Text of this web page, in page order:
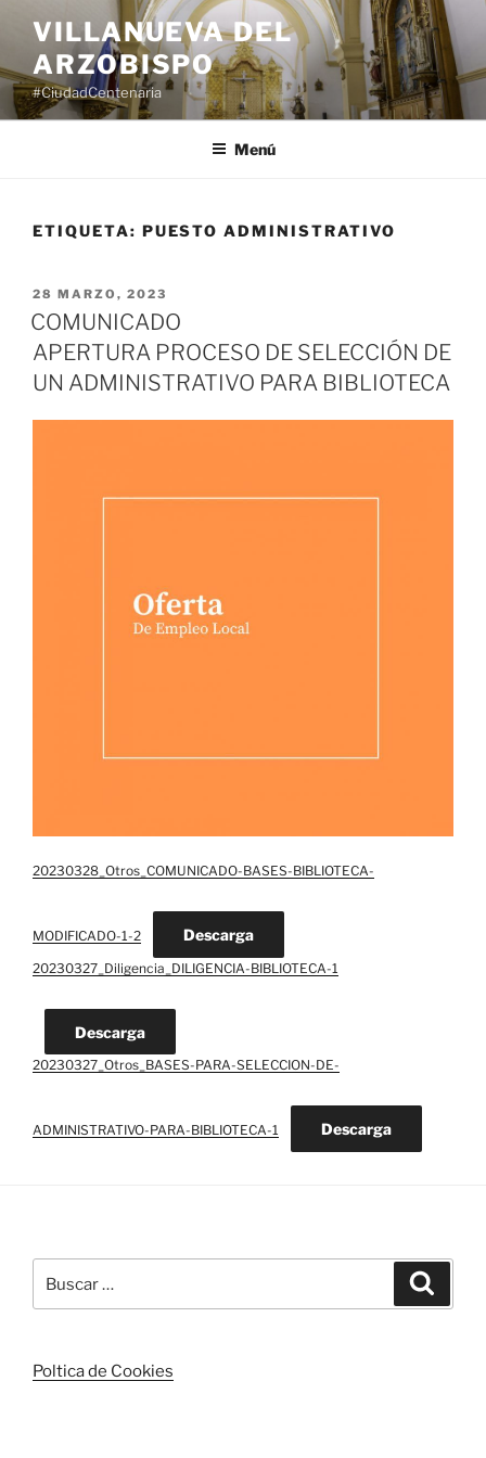
contenido
VILLANUEVA DEL
ARZOBISPO
#CiudadCentenaria
Menú
ETIQUETA: PUESTO ADMINISTRATIVO
PUBLICADO
EL
28 MARZO, 2023
COMUNICADO
APERTURA PROCESO DE SELECCIÓN DE
UN ADMINISTRATIVO PARA BIBLIOTECA
20230328_Otros_COMUNICADO-BASES-BIBLIOTECA-
MODIFICADO-1-2 Descarga
20230327_Diligencia_DILIGENCIA-BIBLIOTECA-1
Descarga
20230327_Otros_BASES-PARA-SELECCION-DE-
ADMINISTRATIVO-PARA-BIBLIOTECA-1 Descarga
por:
Poltica de Cookies